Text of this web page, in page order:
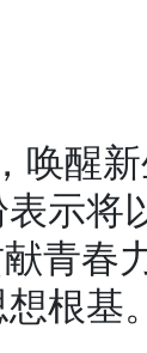
唤醒
示将
青春
根基。